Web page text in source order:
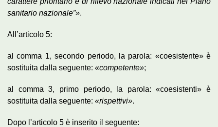
sanitario nazionale”».
All’articolo 5:
al comma 1, secondo periodo, la parola: «coesistente» è
sostituita dalla seguente: «competente»;
al comma 3, primo periodo, la parola: «coesistenti» è
sostituita dalla seguente: «rispettivi».
Dopo l’articolo 5 è inserito il seguente: